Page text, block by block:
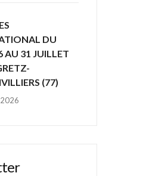
DU
AU 31 JUILLET
(77)